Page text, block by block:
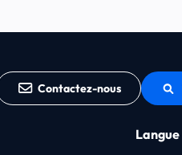
Contactez-nous
Langue